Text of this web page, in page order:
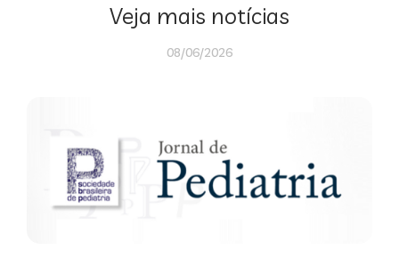
Veja mais notícias
08/06/2026